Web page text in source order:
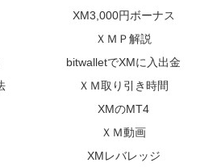
XM3,000円ボーナス
ＸＭＰ解説
bitwalletでXMに入出金
ＸＭ取り引き時間
XMのMT4
ＸＭ動画
XMレバレッジ